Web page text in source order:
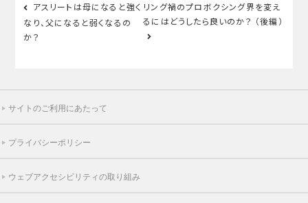
稿
ナ
ー
シ
ョ
アスリートは母になると強く
なり、父になると弱くなるの
か？
リング禍のプロボクシング界を変え
るにはどうしたら良いのか？ （後編）
サイトのご利用にあたって
プライバシーポリシー
ウェブアクセシビリティの取り組み